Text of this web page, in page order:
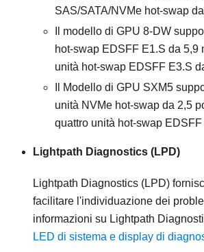
SAS/SATA/NVMe hot-swap
modello di GPU 8-DW
hot-swap EDSFF E1.S da 5,9
unità hot-swap EDSFF E3.S
Modello di GPU SXM5
unità NVMe hot-swap da 2,5
quattro unità hot-swap
Lightpath Diagnostics (LPD)
Lightpath Diagnostics (LPD)
facilitare l'individuazione dei
informazioni su Lightpath
LED di sistema e display di